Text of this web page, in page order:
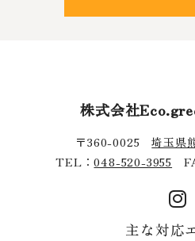
株式会社
〒360-0025埼玉県
TEL：048-520-3955
主な対応